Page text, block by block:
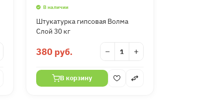
В наличии
Штукатурка гипсовая Волма
Слой 30 кг
380 руб. − +
В корзину